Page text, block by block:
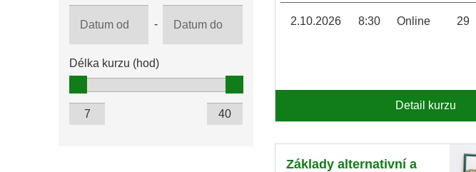
-
Délka kurzu (hod)
2.10.2026 8:30 Online 29
Detail kurzu
Základy alternativní a